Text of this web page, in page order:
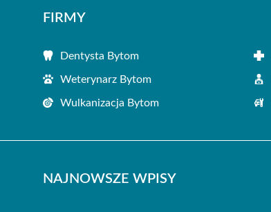
FIRMY
Dentysta Bytom
Weterynarz Bytom
Wulkanizacja Bytom
NAJNOWSZE WPISY